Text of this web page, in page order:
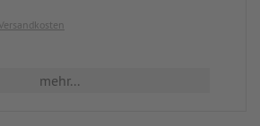
mehr...